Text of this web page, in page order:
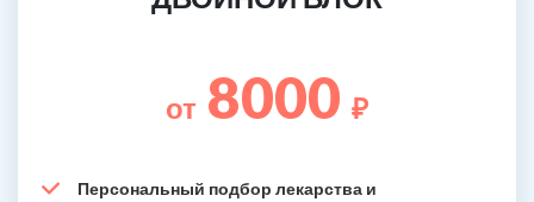
от 8000 ₽
Персональный подбор лекарства и